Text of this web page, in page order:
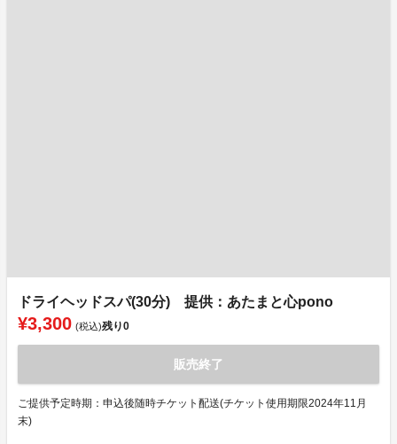
ドライヘッドスパ(30分) 提供：あたまと心pono
¥3,300 (税込)残り0
販売終了
ご提供予定時期：申込後随時チケット配送(チケット使用期限2024年11月
末)